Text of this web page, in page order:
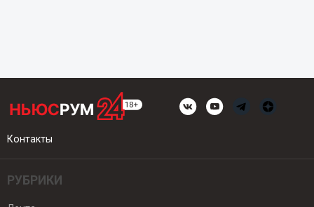
Контакты
РУБРИКИ